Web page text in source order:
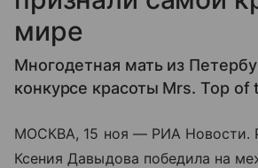
мире
Многодетная мать из
конкурсе красоты Mrs. Top of
МОСКВА, 15 ноя — РИА Новости.
Ксения Давыдова победила на